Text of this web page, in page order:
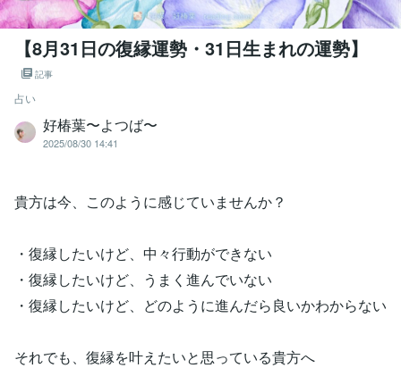
【8月31日の復縁運勢・31日生まれの運勢】
記事
占い
好椿葉〜よつば〜
2025/08/30 14:41
貴方は今、このように感じていませんか？
・復縁したいけど、中々行動ができない
・復縁したいけど、うまく進んでいない
・復縁したいけど、どのように進んだら良いかわからない
それでも、復縁を叶えたいと思っている貴方へ